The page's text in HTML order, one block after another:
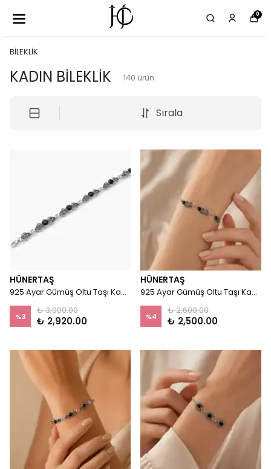
0
BİLEKLİK
KADIN BİLEKLİK 140 ürün
Sırala
HÜNERTAŞ
925 Ayar Gümüş Oltu Taşı Kadın Bileklik - Minimal
%3
₺ 3,000.00
₺ 2,920.00
HÜNERTAŞ
925 Ayar Gümüş Oltu Taşı Kadın Bileklik - Damla
%4
₺ 2,600.00
₺ 2,500.00